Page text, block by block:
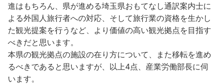
進はもちろん、県が進める埼玉県おもてなし通訳案内士に
よる外国人旅行者への対応、そして旅行業の資格を生かし
た観光提案を行うなど、より価値の高い観光拠点を目指す
べきだと思います。
本県の観光拠点の施設の在り方について、また移転を進め
るべきであると思いますが、以上4点、産業労働部長に伺
います。